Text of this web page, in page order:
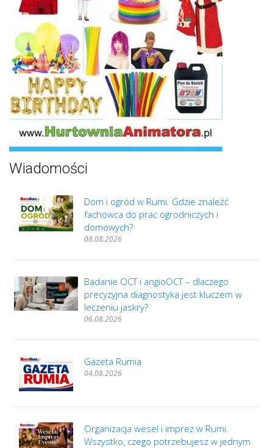
Wiadomości
Dom i ogród w Rumi. Gdzie znaleźć
fachowca do prac ogrodniczych i
domowych?
08.08.2026
Badanie OCT i angioOCT – dlaczego
precyzyjna diagnostyka jest kluczem w
leczeniu jaskry?
06.08.2026
Gazeta Rumia
04.08.2026
Organizacja wesel i imprez w Rumi.
Wszystko, czego potrzebujesz w jednym